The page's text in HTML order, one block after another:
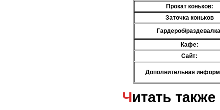
Прокат коньков:
Заточка коньков
Гардероб/
Кафе:
Сайт:
Дополнительная
Читать также